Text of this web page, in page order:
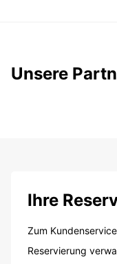
Unsere
Ihre
Zum Kundenservice
Reservierung